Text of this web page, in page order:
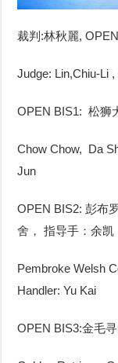
裁判:林秋麗,
Judge: Lin,Chiu-Li ,
OPEN BIS1: 松狮
Chow Chow, Da
Jun
OPEN BIS2: 彭布
舍， 指导手：余凯
Pembroke Welsh
Handler: Yu Kai
OPEN BIS3:金毛